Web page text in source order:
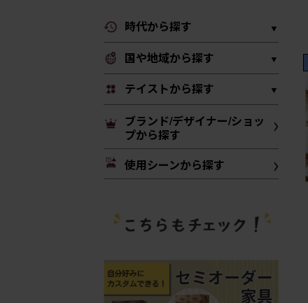
時代から探す
国や地域から探す
テイストから探す
ブランド/デザイナー/ショッ
プから探す
使用シーンから探す